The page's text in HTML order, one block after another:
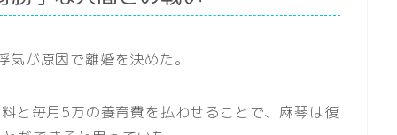
気が原因で離婚を決めた。
と毎月5万の養育費を払わせることで、麻琴は復